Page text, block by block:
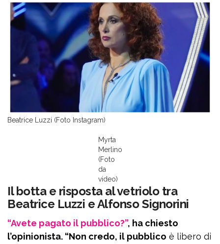
Beatrice Luzzi (Foto Instagram)
Myrta
Merlino
(Foto
da
video)
Il botta e risposta al vetriolo tra
Beatrice Luzzi e Alfonso Signorini
“Avete pagato il pubblico?”, ha chiesto
l’opinionista. “Non credo, il pubblico è libero di